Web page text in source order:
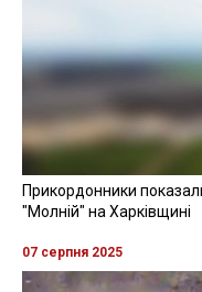
Прикордонники
"Молній" на Харківщині
07 серпня 2025